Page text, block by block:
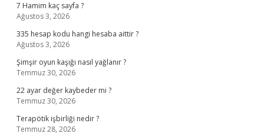
7 Hamim kaç sayfa ?
Ağustos 3, 2026
335 hesap kodu hangi hesaba aittir ?
Ağustos 3, 2026
Şimşir oyun kaşığı nasıl yağlanır ?
Temmuz 30, 2026
22 ayar değer kaybeder mi ?
Temmuz 30, 2026
Terapötik işbirliği nedir ?
Temmuz 28, 2026